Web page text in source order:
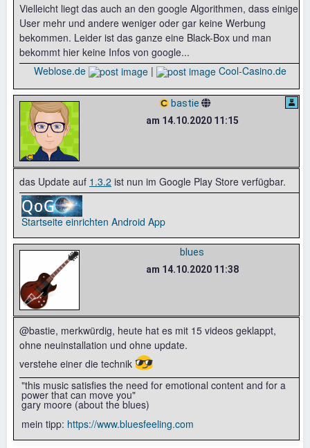
Vielleicht liegt das auch an den google Algorithmen, dass einige
User mehr und andere weniger oder gar keine Werbung
bekommen. Leider ist das ganze eine Black-Box und man
bekommt hier keine Infos von google...
Weblose.de
| Cool-Casino.de
bastie
am 14.10.2020 11:15
das Update auf 1.3.2 ist nun im Google Play Store verfügbar.
Startseite einrichten Android App
blues
am 14.10.2020 11:38
@bastie, merkwürdig, heute hat es mit 15 videos geklappt,
ohne neuinstallation und ohne update.
verstehe einer die technik 😎
"this music satisfies the need for emotional content and for a
power that can move you"
gary moore (about the blues)
mein tipp: https://www.bluesfeeling.com